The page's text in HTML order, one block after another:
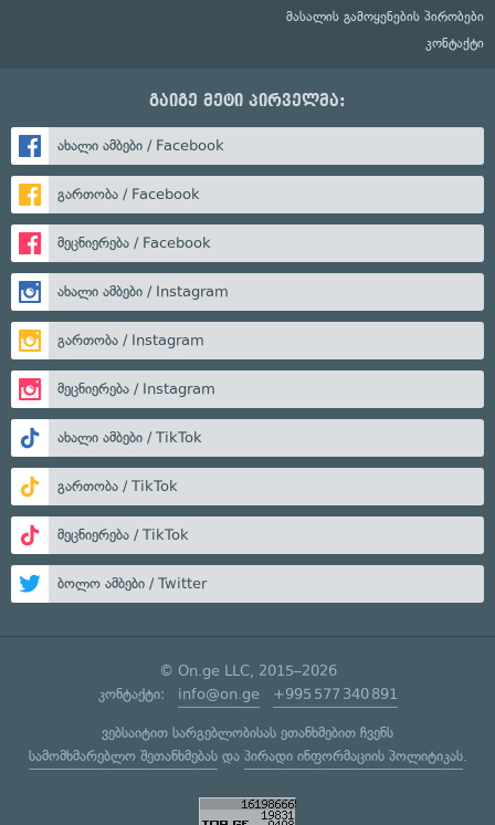
მასალის გამოყენების პირობები
კონტაქტი
გაიგე მეტი პირველმა:
ახალი ამბები / Facebook
გართობა / Facebook
მეცნიერება / Facebook
ახალი ამბები / Instagram
გართობა / Instagram
მეცნიერება / Instagram
ახალი ამბები / TikTok
გართობა / TikTok
მეცნიერება / TikTok
ბოლო ამბები / Twitter
© On.ge LLC, 2015–2026
კონტაქტი: info@on.ge +995 577 340 891
ვებსაიტით სარგებლობისას ეთანხმებით ჩვენს
სამომხმარებლო შეთანხმებასდა პირადი ინფორმაციის პოლიტიკას.